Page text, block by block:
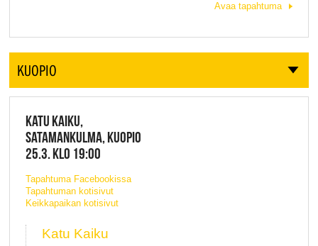
Avaa tapahtuma
KUOPIO
KATU KAIKU,
SATAMANKULMA, KUOPIO
25.3. KLO 19:00
Tapahtuma Facebookissa
Tapahtuman kotisivut
Keikkapaikan kotisivut
Katu Kaiku